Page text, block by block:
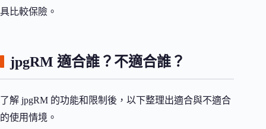
具比較保險。
jpgRM 適合誰？不適合誰？
了解 jpgRM 的功能和限制後，以下整理出適合與不適合
的使用情境。